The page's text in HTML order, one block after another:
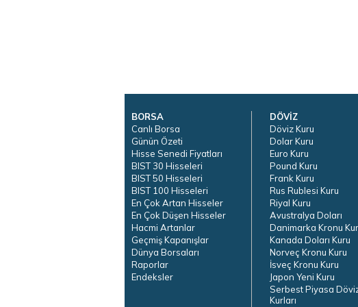
BORSA
Canlı Borsa
Günün Özeti
Hisse Senedi Fiyatları
BIST 30 Hisseleri
BIST 50 Hisseleri
BIST 100 Hisseleri
En Çok Artan Hisseler
En Çok Düşen Hisseler
Hacmi Artanlar
Geçmiş Kapanışlar
Dünya Borsaları
Raporlar
Endeksler
DÖVİZ
Döviz Kuru
Dolar Kuru
Euro Kuru
Pound Kuru
Frank Kuru
Rus Rublesi Kuru
Riyal Kuru
Avustralya Doları
Danimarka Kronu
Kanada Doları Kuru
Norveç Kronu Kuru
İsveç Kronu Kuru
Japon Yeni Kuru
Serbest Piyasa
Kurları